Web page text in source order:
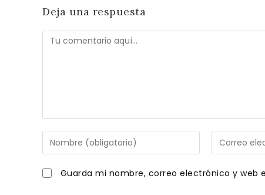
Deja una respuesta
Comentario
Introduce
tu
nombre
o
Introduce
tu
dirección
Guarda mi nombre, correo electrónico y web